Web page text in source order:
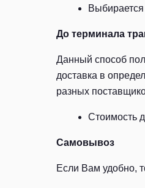
До терминала
Данный способ
доставка в
разных
Стоимость
Самовывоз
Если Вам удобно,